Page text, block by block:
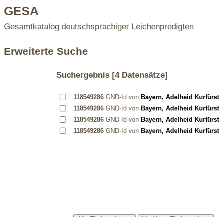
GESA
Gesamtkatalog deutschsprachiger Leichenpredigten
Erweiterte Suche
Suchergebnis[4 Datensätze]
118549286GND-Id von Bayern, Adelheid
118549286GND-Id von Bayern, Adelheid
118549286GND-Id von Bayern, Adelheid
118549286GND-Id von Bayern, Adelheid